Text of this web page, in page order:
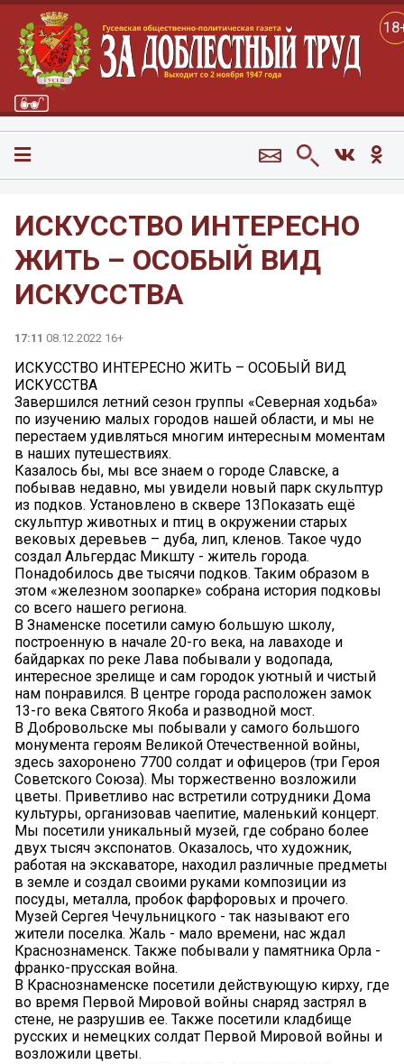
ИСКУССТВО ИНТЕРЕСНО
ЖИТЬ – ОСОБЫЙ ВИД
ИСКУССТВА
17:11 08.12.2022 16+
ИСКУССТВО ИНТЕРЕСНО ЖИТЬ – ОСОБЫЙ ВИД
ИСКУССТВА
Завершился летний сезон группы «Северная ходьба»
по изучению малых городов нашей области, и мы не
перестаем удивляться многим интересным моментам
в наших путешествиях.
Казалось бы, мы все знаем о городе Славске, а
побывав недавно, мы увидели новый парк скульптур
из подков. Установлено в сквере 13Показать ещё
скульптур животных и птиц в окружении старых
вековых деревьев – дуба, лип, кленов. Такое чудо
создал Альгердас Микшту - житель города.
Понадобилось две тысячи подков. Таким образом в
этом «железном зоопарке» собрана история подковы
со всего нашего региона.
В Знаменске посетили самую большую школу,
построенную в начале 20-го века, на лаваходе и
байдарках по реке Лава побывали у водопада,
интересное зрелище и сам городок уютный и чистый
нам понравился. В центре города расположен замок
13-го века Святого Якоба и разводной мост.
В Добровольске мы побывали у самого большого
монумента героям Великой Отечественной войны,
здесь захоронено 7700 солдат и офицеров (три Героя
Советского Союза). Мы торжественно возложили
цветы. Приветливо нас встретили сотрудники Дома
культуры, организовав чаепитие, маленький концерт.
Мы посетили уникальный музей, где собрано более
двух тысяч экспонатов. Оказалось, что художник,
работая на экскаваторе, находил различные предметы
в земле и создал своими руками композиции из
посуды, металла, пробок фарфоровых и прочего.
Музей Сергея Чечульницкого - так называют его
жители поселка. Жаль - мало времени, нас ждал
Краснознаменск. Также побывали у памятника Орла -
франко-прусская война.
В Краснознаменске посетили действующую кирху, где
во время Первой Мировой войны снаряд застрял в
стене, не разрушив ее. Также посетили кладбище
русских и немецких солдат Первой Мировой войны и
возложили цветы.